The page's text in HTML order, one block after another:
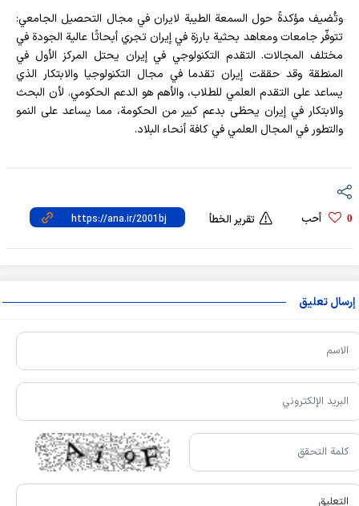
وتُضيف مؤكدةً حول السمعة الطيبة لايران في مجال التحصيل الجامعي:
تتوفّر جامعات ومعاهد بحثية بارزة في إيران تجري أبحاثًا عالية الجودة في
مختلف المجالات. التقدم التكنولوجي في إيران يحتل المركز الأول في
المنطقة وقد حققت إيران تقدما في مجال التكنولوجيا والابتكار الذي
يساعد على التقدم العلمي للطلاب، والأهم هو الدعم الحكومي. لأن البحث
والابتكار في إيران يحظى بدعم كبير من الحكومة، مما يساعد على النمو
والتطور في المجال العلمي في كافة أنحاء البلاد.
0 أحب تقرير الخطأ
إرسال تعليق